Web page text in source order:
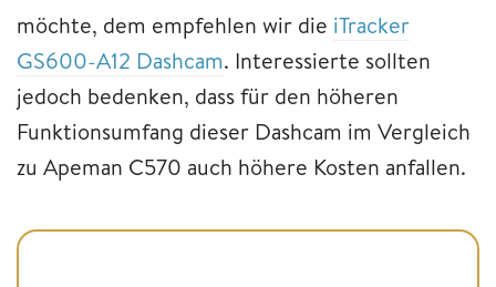
möchte, dem empfehlen wir die iTracker
GS600-A12 Dashcam. Interessierte sollten
jedoch bedenken, dass für den höheren
Funktionsumfang dieser Dashcam im Vergleich
zu Apeman C570 auch höhere Kosten anfallen.